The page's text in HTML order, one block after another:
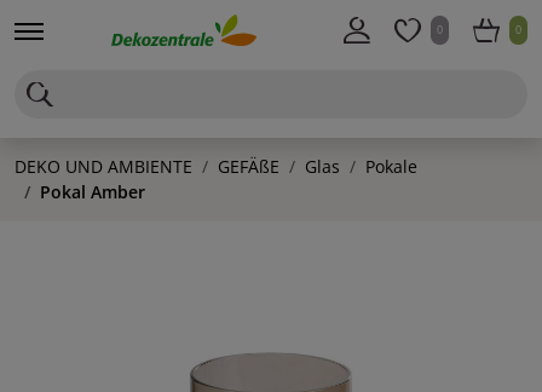
0 0
DEKO UND AMBIENTE GEFÄßE Glas
Pokale
Pokal Amber